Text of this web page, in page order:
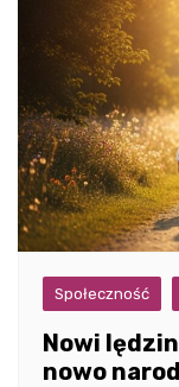
Społeczność
Nowi
nowo